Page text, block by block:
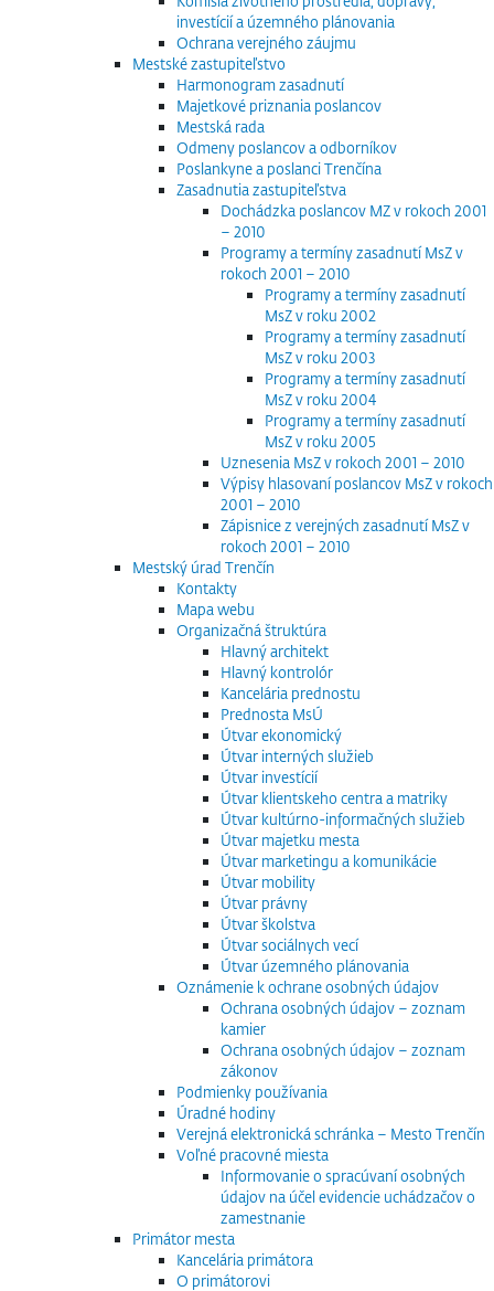
investícií a územného plánovania
Ochrana verejného záujmu
Mestské zastupiteľstvo
Harmonogram zasadnutí
Majetkové priznania poslancov
Mestská rada
Odmeny poslancov a odborníkov
Poslankyne a poslanci Trenčína
Zasadnutia zastupiteľstva
Dochádzka poslancov MZ v rokoch 2001
– 2010
Programy a termíny zasadnutí MsZ v
rokoch 2001 – 2010
Programy a termíny zasadnutí
MsZ v roku 2002
Programy a termíny zasadnutí
MsZ v roku 2003
Programy a termíny zasadnutí
MsZ v roku 2004
Programy a termíny zasadnutí
MsZ v roku 2005
Uznesenia MsZ v rokoch 2001 – 2010
Výpisy hlasovaní poslancov MsZ v rokoch
2001 – 2010
Zápisnice z verejných zasadnutí MsZ v
rokoch 2001 – 2010
Mestský úrad Trenčín
Kontakty
Mapa webu
Organizačná štruktúra
Hlavný architekt
Hlavný kontrolór
Kancelária prednostu
Prednosta MsÚ
Útvar ekonomický
Útvar interných služieb
Útvar investícií
Útvar klientskeho centra a matriky
Útvar kultúrno-informačných služieb
Útvar majetku mesta
Útvar marketingu a komunikácie
Útvar mobility
Útvar právny
Útvar školstva
Útvar sociálnych vecí
Útvar územného plánovania
Oznámenie k ochrane osobných údajov
Ochrana osobných údajov – zoznam
kamier
Ochrana osobných údajov – zoznam
zákonov
Podmienky používania
Úradné hodiny
Verejná elektronická schránka – Mesto Trenčín
Voľné pracovné miesta
Informovanie o spracúvaní osobných
údajov na účel evidencie uchádzačov o
zamestnanie
Primátor mesta
Kancelária primátora
O primátorovi